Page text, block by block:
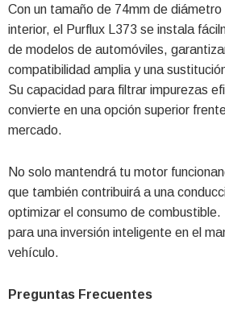
Con un tamaño de 74mm de
interior, el Purflux L373 se instala
de modelos de automóviles,
compatibilidad amplia y una
Su capacidad para filtrar impurezas
convierte en una opción superior
mercado.
No solo mantendrá tu motor
que también contribuirá a una
optimizar el consumo de combustible.
para una inversión inteligente en el
vehículo.
Preguntas Frecuentes